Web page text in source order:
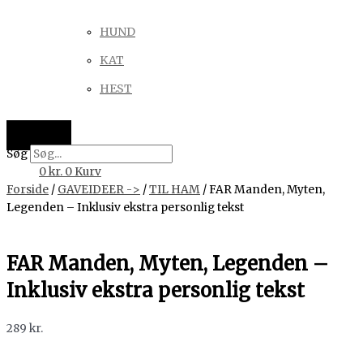
HUND
KAT
HEST
Søg
0kr. 0 Kurv
Forside / GAVEIDEER -> /TIL HAM / FAR Manden, Myten,
Legenden – Inklusiv ekstra personlig tekst
FAR Manden, Myten, Legenden –
Inklusiv ekstra personlig tekst
289 kr.